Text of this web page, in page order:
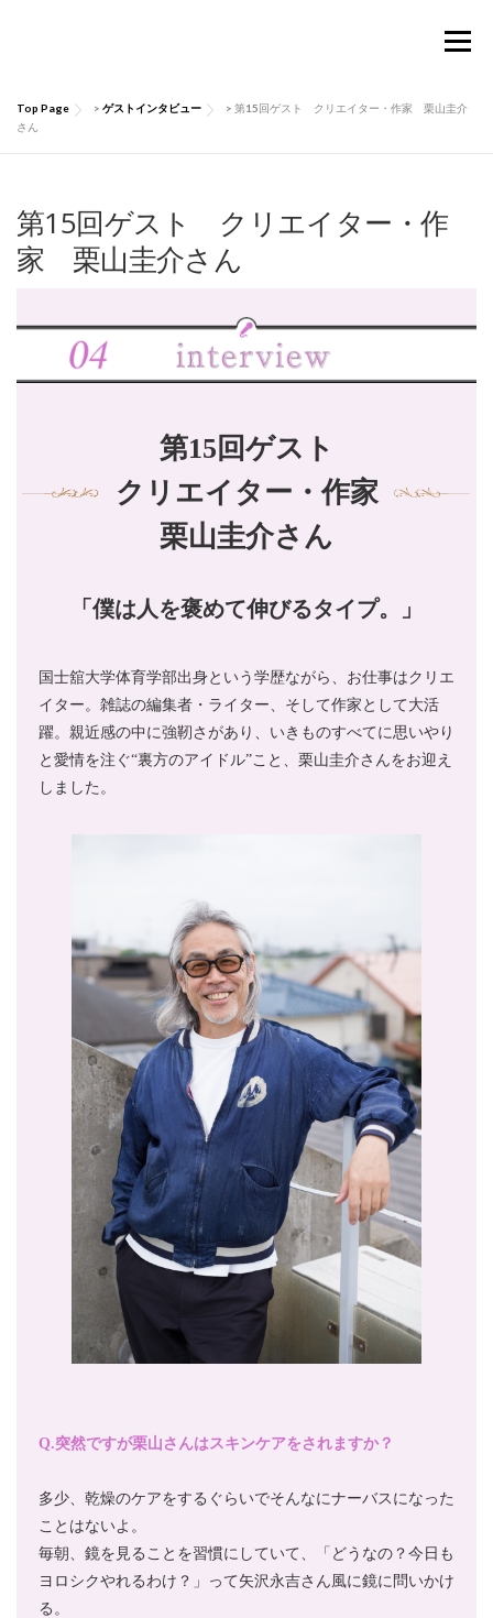
メニュー
お買い物ガイド
Top Page > ゲストインタビュー > 第15回ゲスト クリエイター・作家 栗山圭介
さん
第15回ゲスト クリエイター・作
家 栗山圭介さん
第15回ゲスト
クリエイター・作家
栗山圭介さん
「僕は人を褒めて伸びるタイプ。」
国士舘大学体育学部出身という学歴ながら、お仕事はクリエ
イター。雑誌の編集者・ライター、そして作家として大活
躍。親近感の中に強靭さがあり、いきものすべてに思いやり
と愛情を注ぐ“裏方のアイドル”こと、栗山圭介さんをお迎え
しました。
Q.突然ですが栗山さんはスキンケアをされますか？
多少、乾燥のケアをするぐらいでそんなにナーバスになった
ことはないよ。
毎朝、鏡を見ることを習慣にしていて、「どうなの？今日も
ヨロシクやれるわけ？」って矢沢永吉さん風に鏡に問いかけ
る。